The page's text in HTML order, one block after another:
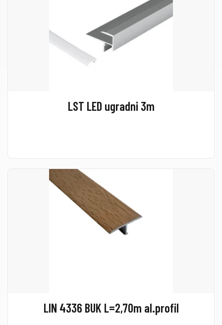
LST LED ugradni 3m
LIN 4336 BUK L=2,70m al.profil